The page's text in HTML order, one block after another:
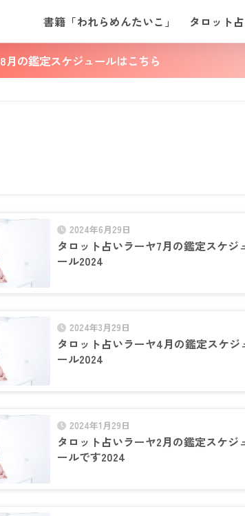
書籍「われらめんたいこ」 タロット
8月の鑑定スケジュールはこちら
2024年6月29日
タロット占いラーヤ7月の鑑定スケジ
ール2024
2024年3月29日
タロット占いラーヤ4月の鑑定スケジ
ール2024
2024年1月29日
タロット占いラーヤ2月の鑑定スケジ
ールです2024